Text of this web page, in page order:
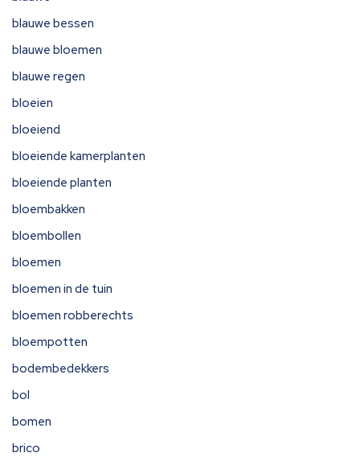
blauwe bessen
blauwe bloemen
blauwe regen
bloeien
bloeiend
bloeiende kamerplanten
bloeiende planten
bloembakken
bloembollen
bloemen
bloemen in de tuin
bloemen robberechts
bloempotten
bodembedekkers
bol
bomen
brico